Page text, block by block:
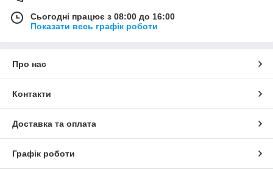
Сьогодні працює з 08:00 до 16:00
Показати весь графік роботи
Про нас
Контакти
Доставка та оплата
Графік роботи